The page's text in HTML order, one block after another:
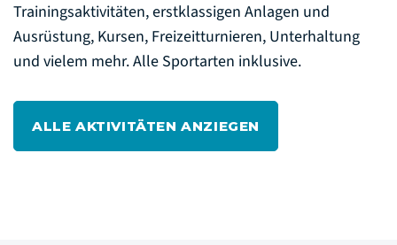
Trainingsaktivitäten, erstklassigen Anlagen und
Ausrüstung, Kursen, Freizeitturnieren, Unterhaltung
und vielem mehr. Alle Sportarten inklusive.
ALLE AKTIVITÄTEN ANZIEGEN